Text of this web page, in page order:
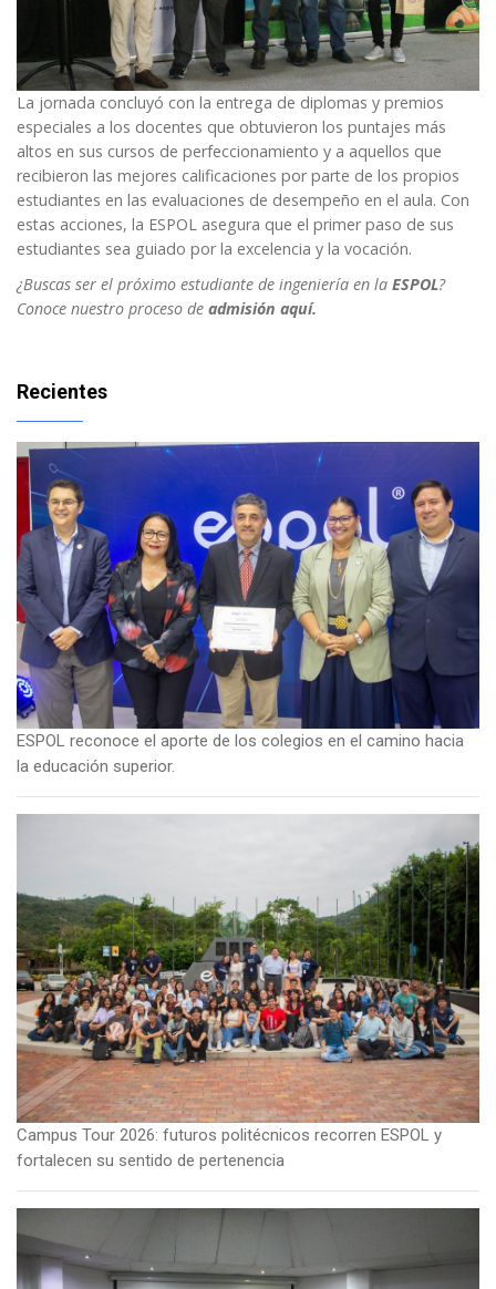
La jornada concluyó con la entrega de diplomas y premios
especiales a los docentes que obtuvieron los puntajes más
altos en sus cursos de perfeccionamiento y a aquellos que
recibieron las mejores calificaciones por parte de los propios
estudiantes en las evaluaciones de desempeño en el aula. Con
estas acciones, la ESPOL asegura que el primer paso de sus
estudiantes sea guiado por la excelencia y la vocación.
¿Buscas ser el próximo estudiante de ingeniería en la ESPOL?
Conoce nuestro proceso de admisión aquí.
Recientes
Imagen
ESPOL reconoce el aporte de los colegios en el camino hacia
la educación superior.
Campus Tour 2026: futuros politécnicos recorren ESPOL y
fortalecen su sentido de pertenencia